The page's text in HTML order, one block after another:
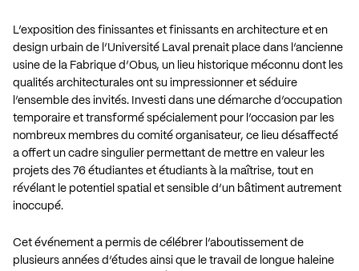
L’exposition des finissantes et finissants en architecture et en
design urbain de l’Université Laval prenait place dans l’ancienne
usine de la Fabrique d’Obus, un lieu historique méconnu dont les
qualités architecturales ont su impressionner et séduire
l’ensemble des invités. Investi dans une démarche d’occupation
temporaire et transformé spécialement pour l’occasion par les
nombreux membres du comité organisateur, ce lieu désaffecté
a offert un cadre singulier permettant de mettre en valeur les
projets des 76 étudiantes et étudiants à la maîtrise, tout en
révélant le potentiel spatial et sensible d’un bâtiment autrement
inoccupé.
Cet événement a permis de célébrer l’aboutissement de
plusieurs années d’études ainsi que le travail de longue haleine